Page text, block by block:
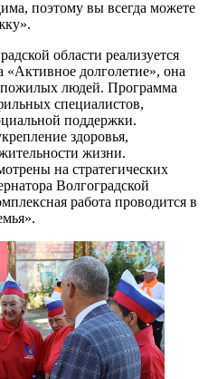
поэтому вы всегда можете
области реализуется
«Активное долголетие», она
пожилых людей. Программа
специалистов,
поддержки.
здоровья,
жизни.
на стратегических
Волгоградской
работа проводится в